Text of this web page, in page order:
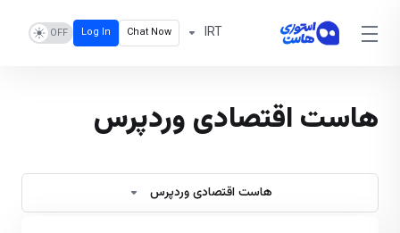
IRT
Chat Now
Log In
هاست اقتصادی وردپرس
هاست اقتصادی وردپرس